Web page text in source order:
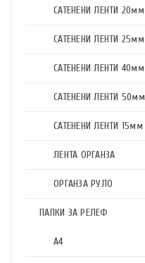
САТЕНЕНИ ЛЕНТИ 20мм
САТЕНЕНИ ЛЕНТИ 25мм
САТЕНЕНИ ЛЕНТИ 40мм
САТЕНЕНИ ЛЕНТИ 50мм
САТЕНЕНИ ЛЕНТИ 15мм
ЛЕНТА ОРГАНЗА
ОРГАНЗА РУЛО
ПАПКИ ЗА РЕЛЕФ
А4